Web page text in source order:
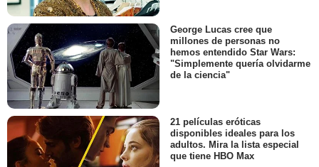
George Lucas cree que
millones de personas no
hemos entendido Star Wars:
"Simplemente quería olvidarme
de la ciencia"
21 películas eróticas
disponibles ideales para los
adultos. Mira la lista especial
que tiene HBO Max